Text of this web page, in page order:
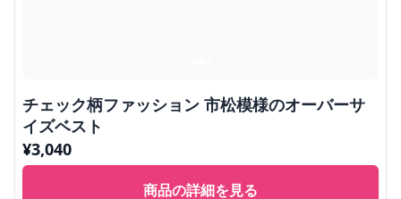
チェック柄ファッション 市松模様のオーバーサ
イズベスト
¥3,040
商品の詳細を見る